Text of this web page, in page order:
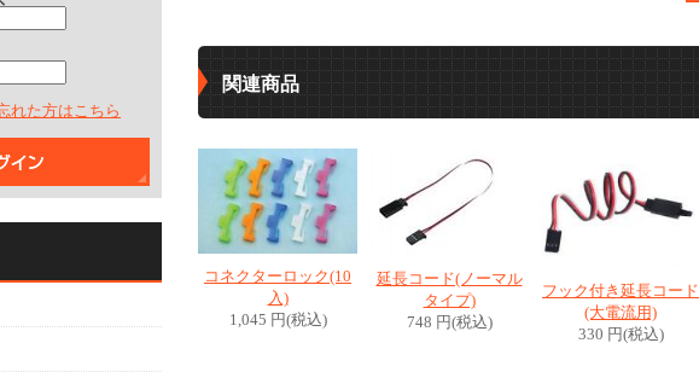
れた方はこちら
関連商品
コネクターロック(10
入)
1,045 円(税込)
延長コード(ノーマル
タイプ)
748 円(税込)
フック付き延長コード
(大電流用)
330 円(税込)